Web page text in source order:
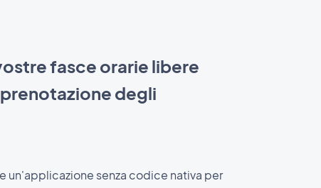
fasce orarie libere
degli
un'applicazione senza codice nativa per